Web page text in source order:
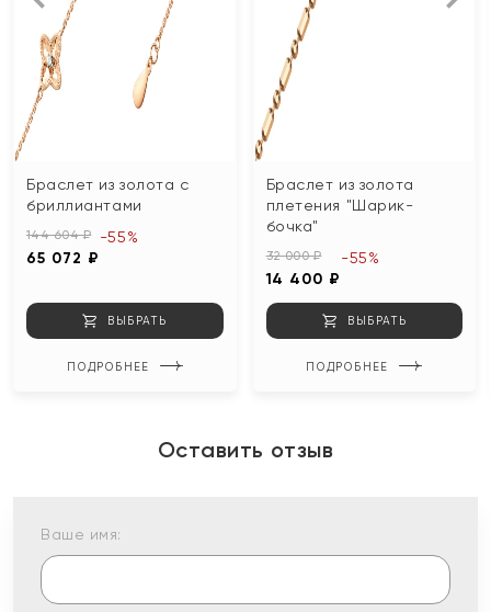
Браслет из золота с
бриллиантами
144 604 ₽
65 072 ₽
-55%
ВЫБРАТЬ
ПОДРОБНЕЕ
Браслет из золота
плетения "Шарик-
бочка"
32 000 ₽
14 400 ₽
-55%
ВЫБРАТЬ
ПОДРОБНЕЕ
Оставить отзыв
Ваше имя: